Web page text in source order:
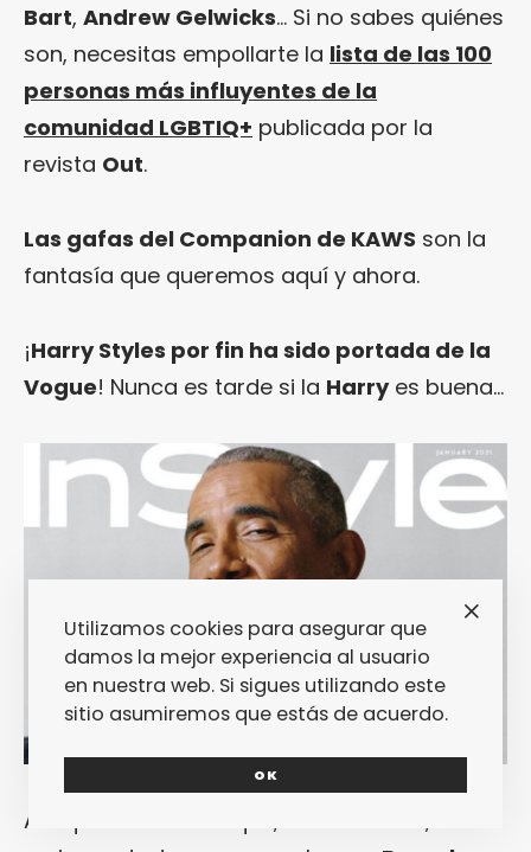
Bart, Andrew Gelwicks… Si no sabes quiénes
son, necesitas empollarte la lista de las 100
personas más influyentes de la
comunidad LGBTIQ+ publicada por la
revista Out.
Las gafas del Companion de KAWS son la
fantasía que queremos aquí y ahora.
¡Harry Styles por fin ha sido portada de la
Vogue! Nunca es tarde si la Harryes buena…
Aunque lo cierto es que, esta semana, la
Utilizamos cookies para asegurar que
damos la mejor experiencia al usuario
en nuestra web. Si sigues utilizando este
sitio asumiremos que estás de acuerdo.
OK